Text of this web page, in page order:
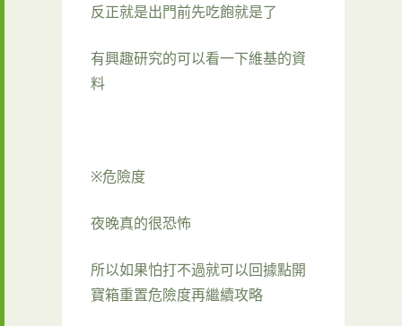
反正就是出門前先吃飽就是了
有興趣研究的可以看一下維基的資
料
※危險度
夜晚真的很恐怖
所以如果怕打不過就可以回據點開
寶箱重置危險度再繼續攻略